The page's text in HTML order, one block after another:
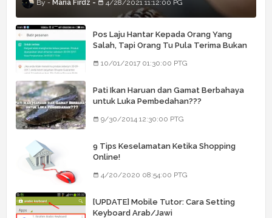
Maria Firdz 4/28/2021 11:12:00 PG
Pos Laju Hantar Kepada Orang Yang
Salah, Tapi Orang Tu Pula Terima Bukan
10/01/2017 01:30:00 PTG
Pati Ikan Haruan dan Gamat Berbahaya
untuk Luka Pembedahan???
9/30/2014 12:30:00 PTG
9 Tips Keselamatan Ketika Shopping
Online!
4/20/2020 08:54:00 PTG
[UPDATE] Mobile Tutor: Cara Setting
Keyboard Arab/Jawi